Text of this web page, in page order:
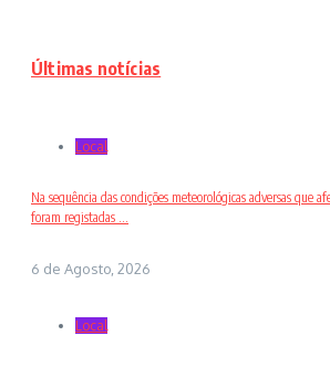
Últimas notícias
Local
Na sequência das condições meteorológicas adversas que
foram registadas ...
6 de Agosto, 2026
Local